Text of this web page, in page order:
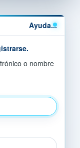
Ayuda...
o nombre